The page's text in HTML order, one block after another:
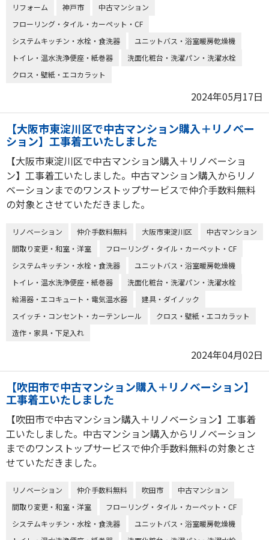
リフォーム 神戸市
中古マンション
フローリング・タイル・カーペット・CF
システムキッチン・水栓・食洗器
ユニットバス・浴室暖房乾燥機
トイレ・温水洗浄便座・紙巻器
洗面化粧台・洗濯パン・洗濯水栓
クロス・壁紙・エコカラット
2024年05月17日
【大阪市東淀川区で中古マンション購入＋リノベー
ション】工事着工いたしました
【大阪市東淀川区で中古マンション購入＋リノベーショ
ン】工事着工いたしました。中古マンション購入からリノ
ベーションまでのワンストップサービスで仲介手数料無料
の対象とさせていただきました。
リノベーション 仲介手数料無料 大阪市東淀川区
中古マンション
間取り変更・和室・洋室
フローリング・タイル・カーペット・CF
システムキッチン・水栓・食洗器
ユニットバス・浴室暖房乾燥機
トイレ・温水洗浄便座・紙巻器
洗面化粧台・洗濯パン・洗濯水栓
給湯器・エコキュート・電気温水器
建具・ダイノック
スイッチ・コンセント・カーテンレール
クロス・壁紙・エコカラット
造作・家具・下足入れ
2024年04月02日
【吹田市で中古マンション購入＋リノベーション】
工事着工いたしました
【吹田市で中古マンション購入＋リノベーション】工事着
工いたしました。中古マンション購入からリノベーション
までのワンストップサービスで仲介手数料無料の対象とさ
せていただきました。
リノベーション 仲介手数料無料 吹田市
中古マンション
間取り変更・和室・洋室
フローリング・タイル・カーペット・CF
システムキッチン・水栓・食洗器
ユニットバス・浴室暖房乾燥機